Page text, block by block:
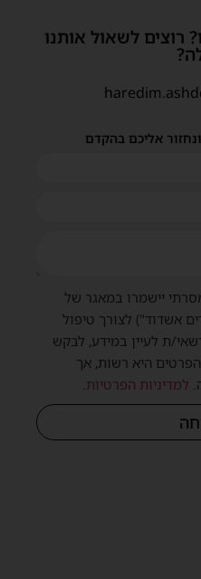
לשאול אותנו
אליכם בהקדם
יישמרו במאגר של
לצורך טיפול
ת לעיין במידע, לבקש
היא רשות, אך
הפרטיות.